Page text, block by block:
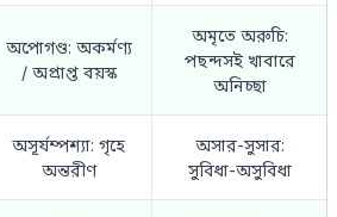
অপোগণ্ড: অকর্মণ্য
/ অপ্রাপ্ত বয়স্ক
অমৃতে অরুচি:
পছন্দসই খাবারে
অনিচ্ছা
অসূর্যম্পশ্যা: গৃহে
অন্তরীণ
অসার-সুসার:
সুবিধা-অসুবিধা